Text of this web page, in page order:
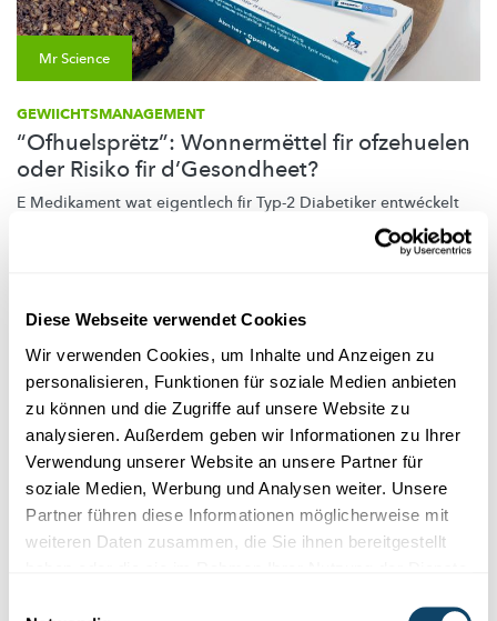
Diese Webseite verwendet Cookies
Wir verwenden Cookies, um Inhalte und Anzeigen zu
personalisieren, Funktionen für soziale Medien anbieten
zu können und die Zugriffe auf unsere Website zu
analysieren. Außerdem geben wir Informationen zu Ihrer
Verwendung unserer Website an unsere Partner für
soziale Medien, Werbung und Analysen weiter. Unsere
Partner führen diese Informationen möglicherweise mit
weiteren Daten zusammen, die Sie ihnen bereitgestellt
Mr Science
GEWIICHTSMANAGEMENT
“Ofhuelsprëtz”: Wonnermëttel fir ofzehuelen
oder Risiko fir d’Gesondheet?
E Medikament wat eigentlech fir Typ-2 Diabetiker entwéckelt
gouf, gëtt ëmmer méi als Mëttel benotzt fir ofzehuelen. Mee ...
Forschung in Luxemburg